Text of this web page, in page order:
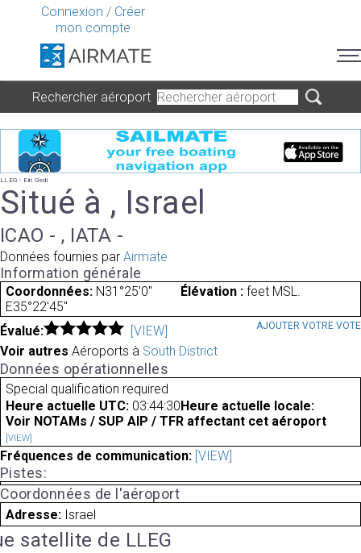
Connexion / Créer
mon compte
Rechercher aéroport
LLEG - Ein Gedi
Situé à , Israel
ICAO - , IATA -
Données fournies par Airmate
Information générale
Coordonnées: N31°25'0"
E35°22'45"
Élévation : feet MSL.
Évalué: [VIEW] AJOUTER VOTRE VOTE
Voir autres Aéroports à South District
Données opérationnelles
Special qualification required
Heure actuelle UTC: 03:44:30 Heure actuelle locale:
Voir NOTAMs / SUP AIP / TFR affectant cet aéroport
[VIEW]
Fréquences de communication: [VIEW]
Pistes:
Coordonnées de l'aéroport
Adresse: Israel
satellite de LLEG